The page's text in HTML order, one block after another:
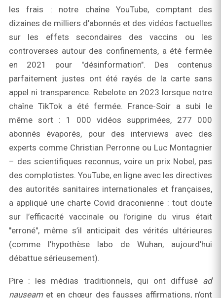
les frais : notre chaîne YouTube, comptant des
dizaines de milliers d’abonnés et des vidéos factuelles
sur les effets secondaires des vaccins ou les
controverses autour des confinements, a été fermée
en 2021 pour "désinformation". Des contenus
parfaitement justes ont été rayés de la carte sans
appel ni transparence. Rebelote en 2023 lorsque notre
chaîne TikTok a été fermée. France‑Soir a subi le
même sort : 1 000 vidéos supprimées, 277 000
abonnés évaporés, pour des interviews avec des
experts comme Christian Perronne ou Luc Montagnier
– des scientifiques reconnus, voire un prix Nobel, pas
des complotistes. YouTube, en ligne avec les directives
des autorités sanitaires internationales et françaises,
a appliqué une charte Covid draconienne : tout doute
sur l’efficacité vaccinale ou l’origine du virus était
"erroné", même s’il anticipait des vérités ultérieures
(comme l’hypothèse labo de Wuhan, aujourd’hui
débattue sérieusement).
Pire : les médias traditionnels, qui ont diffusé ad
nauseamet en chœur des fausses affirmations, n’ont